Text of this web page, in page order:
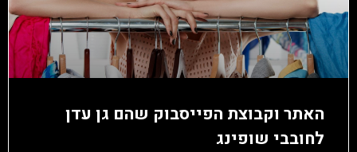
האתר וקבוצת הפייסבוק שהם גן עדן
לחובבי שופינג